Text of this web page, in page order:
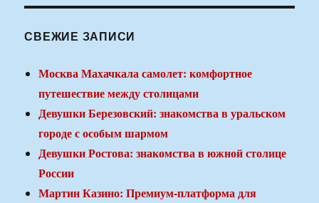
СВЕЖИЕ ЗАПИСИ
Москва Махачкала самолет: комфортное
путешествие между столицами
Девушки Березовский: знакомства в уральском
городе с особым шармом
Девушки Ростова: знакомства в южной столице
России
Мартин Казино: Премиум-платформа для